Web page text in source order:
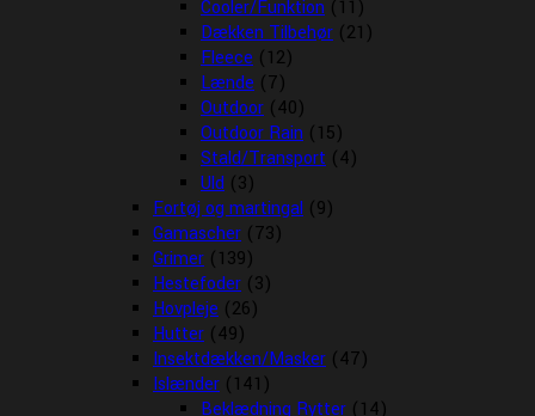
Cooler/Funktion (11)
Dækken Tilbehør (21)
Fleece (12)
Lænde (7)
Outdoor (40)
Outdoor Rain (15)
Stald/Transport (4)
Uld (3)
Fortøj og martingal (9)
Gamascher (73)
Grimer (139)
Hestefoder (3)
Hovpleje (26)
Hutter (49)
Insektdækken/Masker (47)
Islænder (141)
Beklædning Rytter (14)